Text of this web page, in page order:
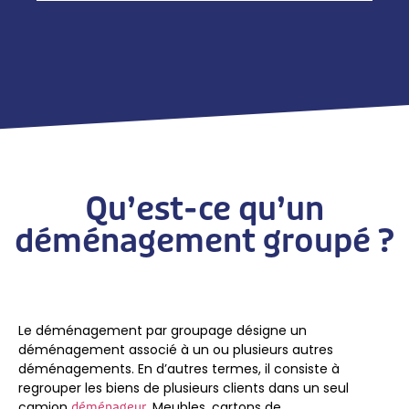
Qu’est-ce qu’un
déménagement groupé ?
Le déménagement par groupage désigne un
déménagement associé à un ou plusieurs autres
déménagements. En d’autres termes, il consiste à
regrouper les biens de plusieurs clients dans un seul